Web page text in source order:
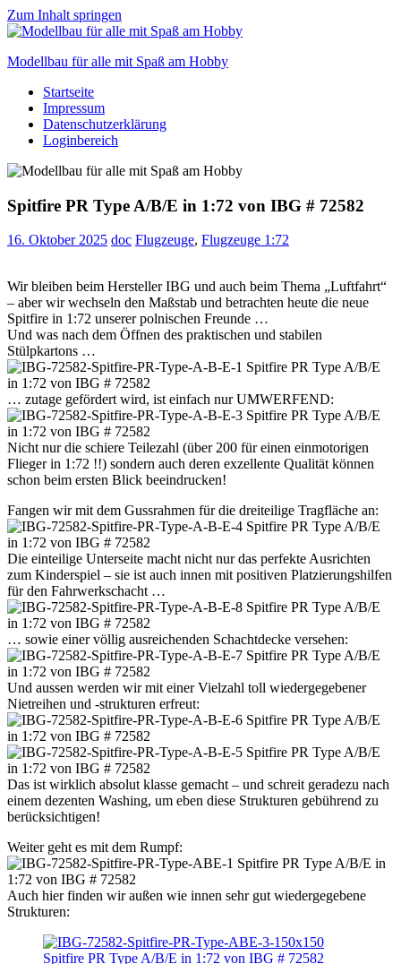
Zum Inhalt springen
Modellbau für alle mit Spaß am Hobby
Scale
modelling
to
Startseite
Impressum
Datenschutzerklärung
Loginbereich
Spitfire PR Type A/B/E in 1:72 von IBG # 72582
16. Oktober 2025 doc Flugzeuge, Flugzeuge 1:72
Wir bleiben beim Hersteller IBG und auch beim Thema „Luftfahrt“
– aber wir wechseln den Maßstab und betrachten heute die neue
Spitfire in 1:72 unserer polnischen Freunde …
Und was nach dem Öffnen des praktischen und stabilen
Stülpkartons …
… zutage gefördert wird, ist einfach nur UMWERFEND:
Nicht nur die schiere Teilezahl (über 200 für einen einmotorigen
Flieger in 1:72 !!) sondern auch deren exzellente Qualität können
schon beim ersten Blick beeindrucken!
Fangen wir mit dem Gussrahmen für die dreiteilige Tragfläche an:
Die einteilige Unterseite macht nicht nur das perfekte Ausrichten
zum Kinderspiel – sie ist auch innen mit positiven Platzierungshilfen
für den Fahrwerkschacht …
… sowie einer völlig ausreichenden Schachtdecke versehen:
Und aussen werden wir mit einer Vielzahl toll wiedergegebener
Nietreihen und -strukturen erfreut:
Das ist wirklich absolut klasse gemacht – und schreit geradezu nach
einem dezenten Washing, um eben diese Strukturen gebührend zu
berücksichtigen!
Weiter geht es mit dem Rumpf:
Auch hier finden wir außen wie innen sehr gut wiedergegebene
Strukturen: